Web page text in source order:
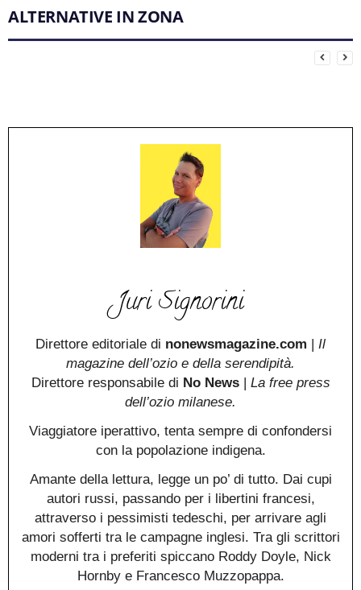
ALTERNATIVE IN ZONA
Street Food
Onda Listening
Gong Oriental
Juri Signorini
Direttore editoriale di nonewsmagazine.com | Il
magazine dell’ozio e della serendipità.
Direttore responsabile di No News| La free press
dell’ozio milanese.
Viaggiatore iperattivo, tenta sempre di confondersi
con la popolazione indigena.
Amante della lettura, legge un po’ di tutto. Dai cupi
autori russi, passando per i libertini francesi,
attraverso i pessimisti tedeschi, per arrivare agli
amori sofferti tra le campagne inglesi. Tra gli scrittori
moderni tra i preferiti spiccano Roddy Doyle, Nick
Hornby e Francesco Muzzopappa.